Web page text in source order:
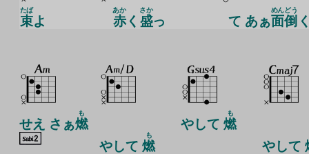
束
たば
よ 赤
あか
く 盛
さか
っ て あぁ面倒
めんどう
せえ さぁ燃
も
やして 燃
も
やして 燃
も
やして